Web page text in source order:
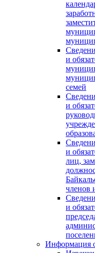
и
семей
и
и
лиц,
членов
и
Информация